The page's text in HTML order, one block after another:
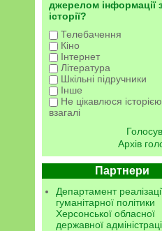
джерелом інформації
історії?
Телебачення
Кіно
Інтернет
Література
Шкільні підручники
Інше
Не цікавлюся історією
взагалі
Архів
Партнери
Департамент
гуманітарної політики
Херсонської обласної
державної